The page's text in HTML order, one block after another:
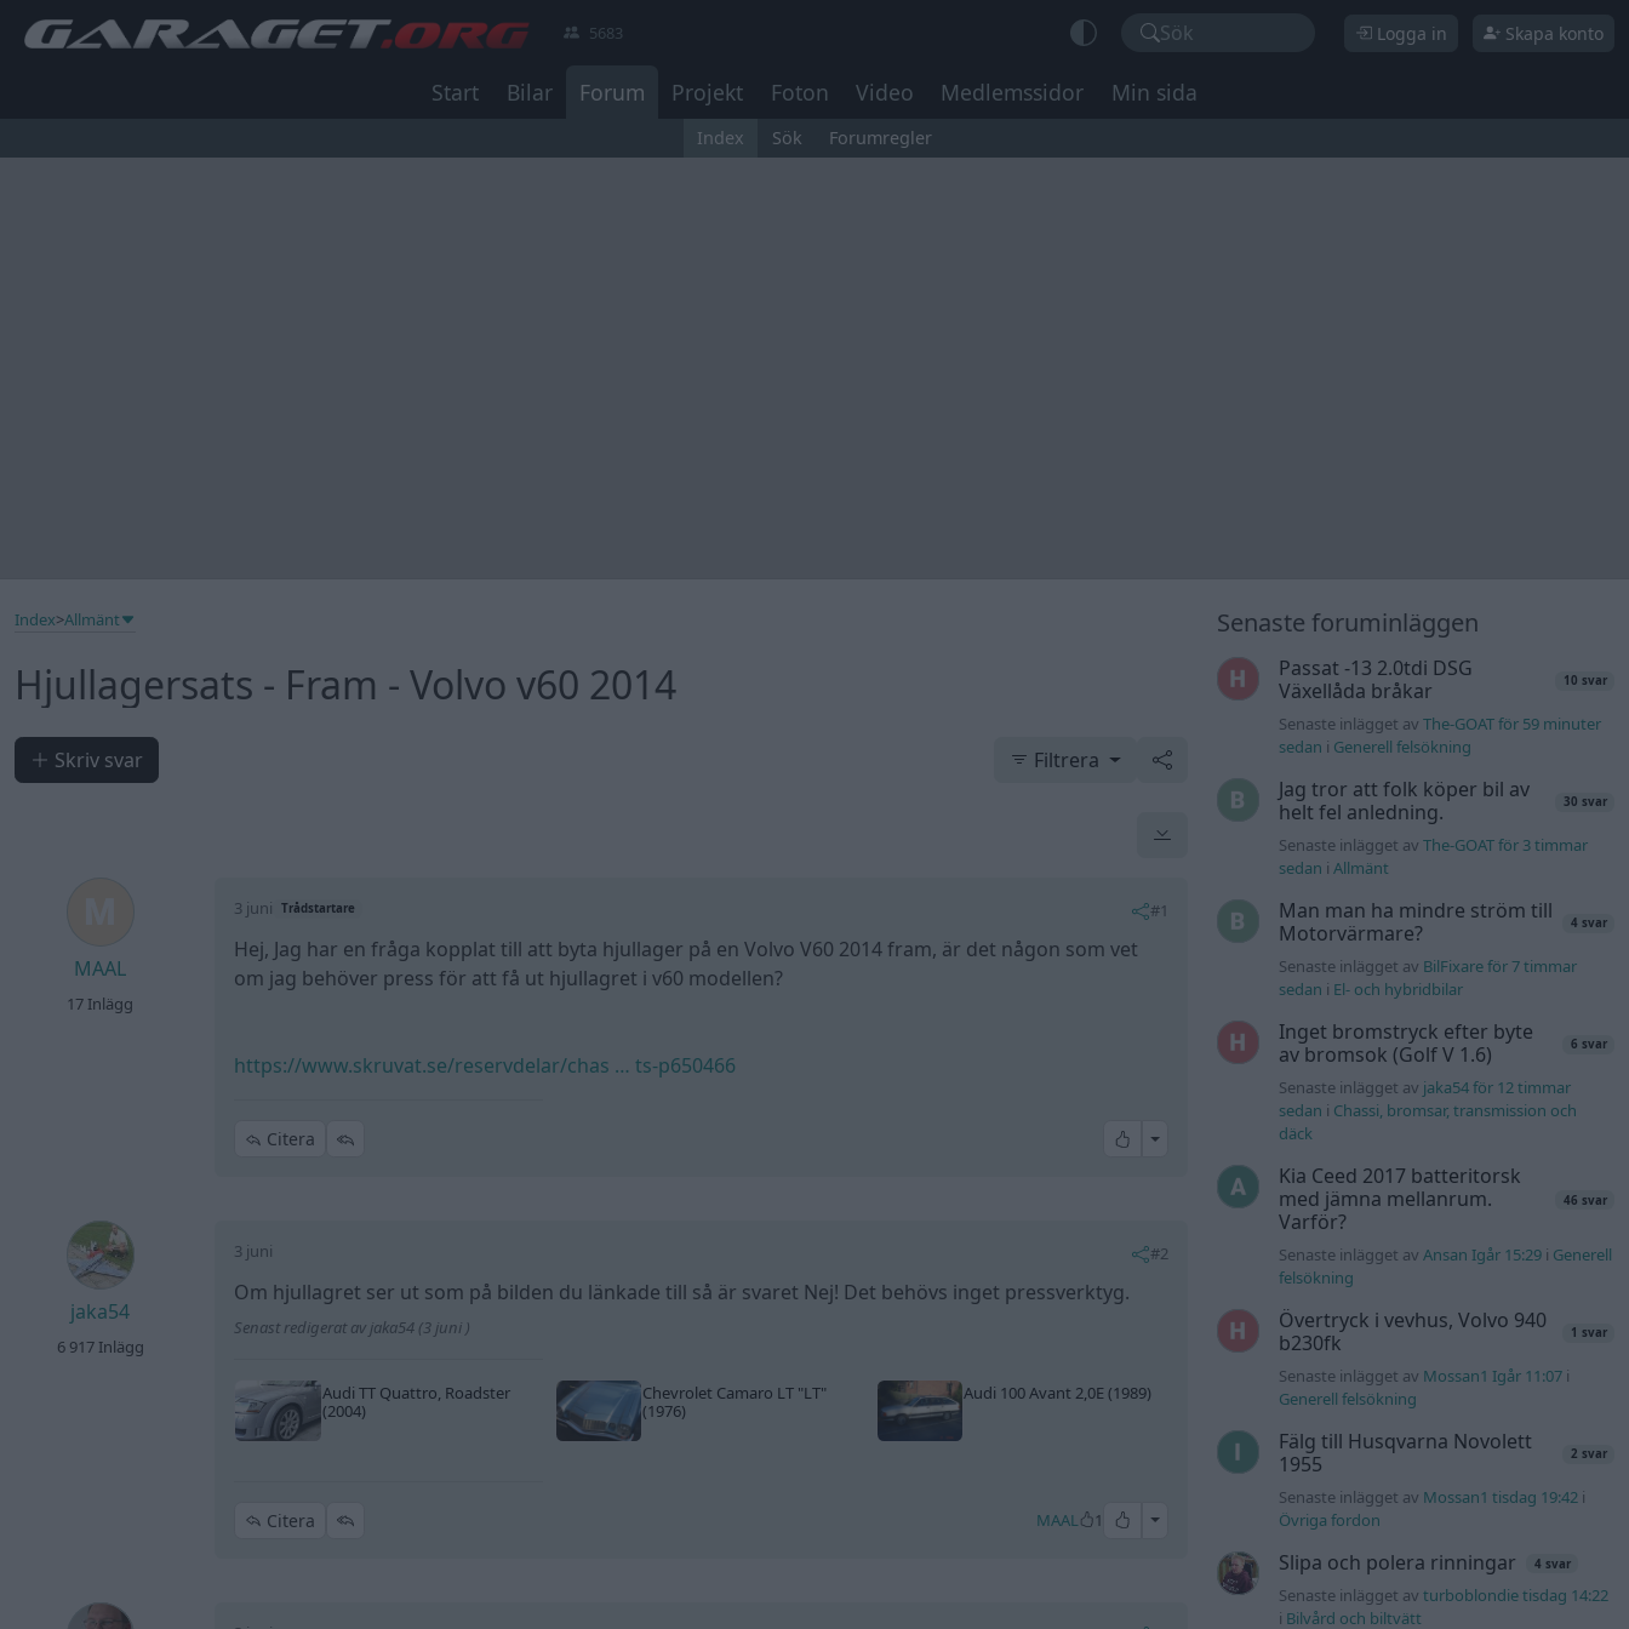
5683 Sök Logga in Skapa konto
Start Bilar Forum Projekt Foton Video Medlemssidor Min sida
Index Sök Forumregler
Index>Allmänt
Hjullagersats - Fram - Volvo v60 2014
Skriv svar Filtrera
MAAL
17 Inlägg
3 juni Trådstartare #1
Hej, Jag har en fråga kopplat till att byta hjullager på en Volvo V60 2014 fram, är det någon som vet
om jag behöver press för att få ut hjullagret i v60 modellen?
https://www.skruvat.se/reservdelar/chas … ts-p650466
Citera All reactions
jaka54
6 917 Inlägg
3 juni #2
Om hjullagret ser ut som på bilden du länkade till så är svaret Nej! Det behövs inget pressverktyg.
Senast redigerat av jaka54 (3 juni )
Audi TT Quattro, Roadster
(2004)
Chevrolet Camaro LT "LT"
(1976)
Audi 100 Avant 2,0E (1989)
Citera MAAL 1 All reactions
Senaste foruminläggen
Passat -13 2.0tdi DSG
Växellåda bråkar
10 svar
Senaste inlägget avThe-GOAT för 59 minuter
sedan i Generell felsökning
Jag tror att folk köper bil av
helt fel anledning.
30 svar
Senaste inlägget avThe-GOAT för 3 timmar
sedan iAllmänt
Man man ha mindre ström till
Motorvärmare?
4 svar
Senaste inlägget av BilFixare för 7 timmar
sedan i El- och hybridbilar
Inget bromstryck efter byte
av bromsok (Golf V 1.6)
6 svar
Senaste inlägget av jaka54 för 12 timmar
sedan i Chassi, bromsar, transmission och
däck
Kia Ceed 2017 batteritorsk
med jämna mellanrum.
Varför?
46 svar
Senaste inlägget avAnsan Igår 15:29 i Generell
felsökning
Övertryck i vevhus, Volvo 940
b230fk
1 svar
Senaste inlägget av Mossan1 Igår 11:07 i
Generell felsökning
Fälg till Husqvarna Novolett
1955
2 svar
Senaste inlägget av Mossan1 tisdag 19:42 i
Övriga fordon
Slipa och polera rinningar 4 svar
Senaste inlägget avturboblondie tisdag 14:22
i Bilvård och biltvätt